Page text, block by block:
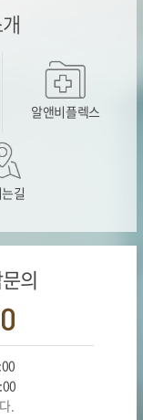
알앤비플렉스
길
의
.